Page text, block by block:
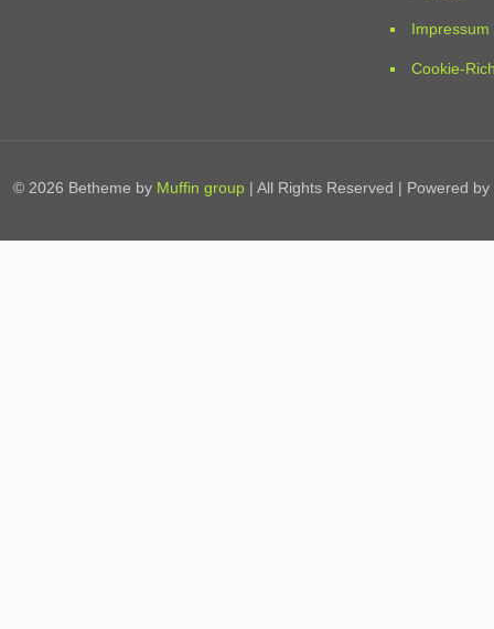
Impressum
Cookie-
© 2026 Betheme by Muffin group | All Rights Reserved | Powered by